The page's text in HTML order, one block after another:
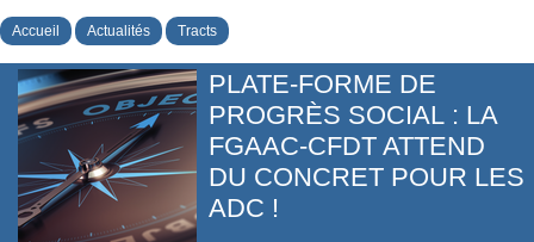
Accueil Actualités Tracts
PLATE-FORME DE
PROGRÈS SOCIAL : LA
FGAAC-CFDT ATTEND
DU CONCRET POUR LES
ADC !